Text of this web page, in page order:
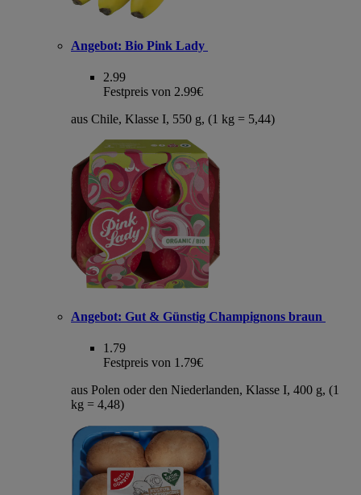
Angebot: Bio Pink Lady
2.99
Festpreis von 2.99€
aus Chile, Klasse I, 550 g, (1 kg = 5,44)
Angebot: Gut & Günstig Champignons braun
1.79
Festpreis von 1.79€
aus Polen oder den Niederlanden, Klasse I, 400 g, (1
kg = 4,48)